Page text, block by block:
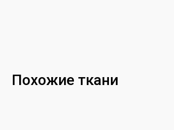
Похожие ткани